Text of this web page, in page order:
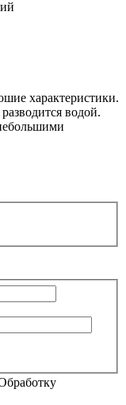
характеристики.
водой.